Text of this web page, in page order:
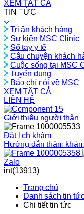
XEM TẤT CẢ
TIN TỨC
Tri ân khách hàng
Sự kiện MSC Clinic
Sổ tay y tế
Câu chuyện khách
Cuộc sống tại MSC
Tuyển dụng
Báo chí nói về MSC
XEM TẤT CẢ
LIÊN HỆ
Giới thiệu người thân
Đặt lịch khám
Hướng dẫn thăm khám
Zalo
int(13913)
Trang chủ
Danh sách tin tức
Chi tiết tin tức